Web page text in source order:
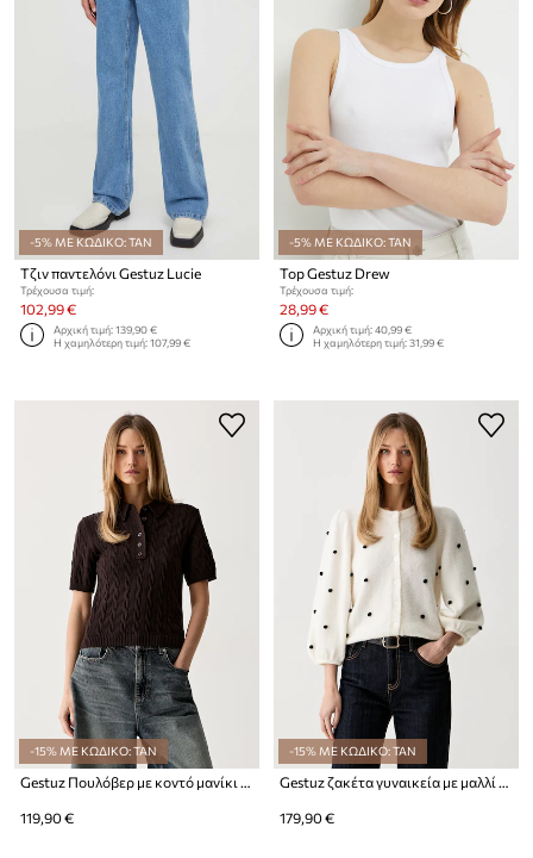
-5% ΜΕ ΚΩΔΙΚΟ: TAN
Τζιν παντελόνι Gestuz Lucie
Τρέχουσα τιμή:
102,99 €
Αρχική τιμή:139,90 €
Η χαμηλότερη τιμή:107,99 €
-5% ΜΕ ΚΩΔΙΚΟ: TAN
Top Gestuz Drew
Τρέχουσα τιμή:
28,99 €
Αρχική τιμή:40,99 €
Η χαμηλότερη τιμή:31,99 €
-15% ΜΕ ΚΩΔΙΚΟ: TAN
Gestuz Πουλόβερ με κοντό μανίκι γυναικείο με βισκόζη
119,90 €
-15% ΜΕ ΚΩΔΙΚΟ: TAN
Gestuz ζακέτα γυναικεία με μαλλί GZalpha
179,90 €